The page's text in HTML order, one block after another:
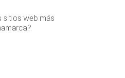
sitios web más